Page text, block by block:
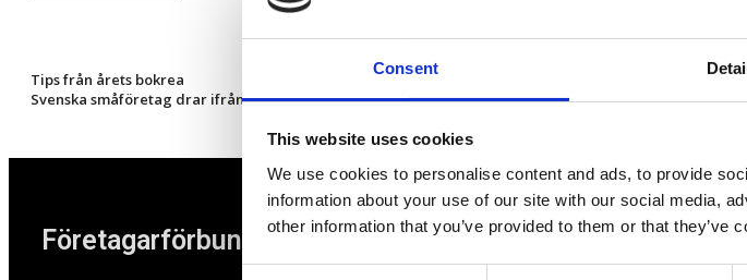
Consent
This website uses cookies
We use cookies to personalise content and ads, to provide
information about your use of our site with our social media,
other information that you’ve provided to them or that they’ve
Tips från årets bokrea
Svenska småföretag drar ifrån i AI – men kampen om rätt kompetens hårdnar
Företagarförbundet Av småföretagare,